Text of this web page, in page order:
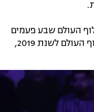
העולם שבע פעמים
רוני אוסליבן, שאמור להופיע בטורניר שיכלול 10 שחקנים בכירים, לצד אלוף העולם לשנת 2019,